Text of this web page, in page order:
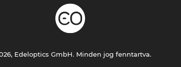
Edeloptics GmbH. Minden jog fenntartva.